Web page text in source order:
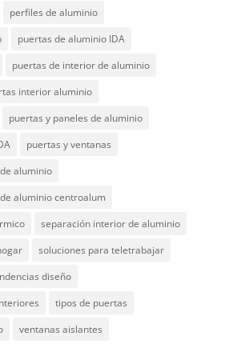
perfiles de aluminio
puertas de aluminio IDA
puertas de interior de aluminio
interior aluminio
puertas y paneles de aluminio
puertas y ventanas
aluminio
aluminio centroalum
separación interior de aluminio
soluciones para teletrabajar
diseño
tipos de puertas
ventanas aislantes